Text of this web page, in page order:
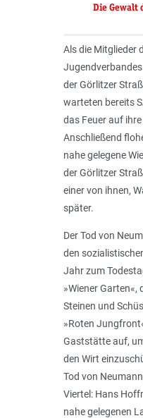
Die Gewalt
Als die Mitglieder
der Görlitzer
warteten bereits
das Feuer auf
Anschließend
nahe gelegene
der Görlitzer
einer von ihnen,
später.
Der Tod von
den
Jahr zum
»Wiener Garten«,
Steinen und
»Roten
Gaststätte auf,
den Wirt
Tod von
Viertel: Hans
nahe gelegenen